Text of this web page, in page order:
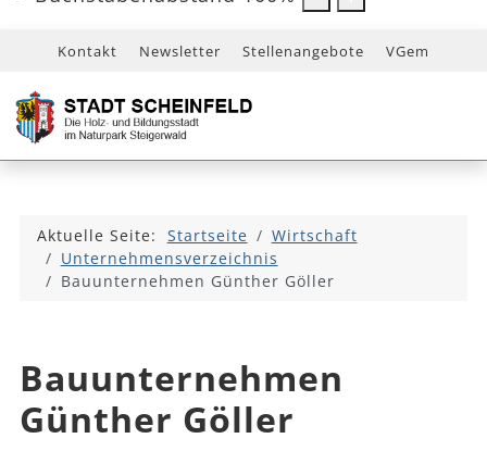
Kontakt Newsletter Stellenangebote VGem
Aktuelle Seite: Startseite
Wirtschaft
Unternehmensverzeichnis
Bauunternehmen Günther Göller
Bauunternehmen
Günther Göller